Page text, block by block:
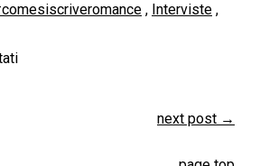
, Interviste ,
next post →